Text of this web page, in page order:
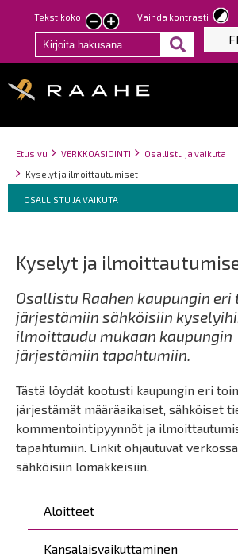
Hyppää
pääsisältöön
Tekstikoko
Pienennä
tekstin
kokoa
Suurenna
tekstin
kokoa
Vaihda kontrasti
FI
Breadcrumbs
You
are
Etusivu VERKKOASIOINTI
Osallistu ja vaikuta
Kyselyt ja ilmoittautumiset
Breadcrumbs
You
are
OSALLISTU JA VAIKUTA
Päävalikko
Aloitteet
Kansalaisvaikuttaminen
Kyselyt ja
Osallistu Raahen kaupungin
järjestämiin sähköisiin
ilmoittaudu mukaan kaupungin
järjestämiin tapahtumiin.
Tästä löydät kootusti kaupungin eri
järjestämät määräaikaiset, sähköiset
kommentointipyynnöt ja
tapahtumiin. Linkit ohjautuvat
sähköisiin lomakkeisiin.